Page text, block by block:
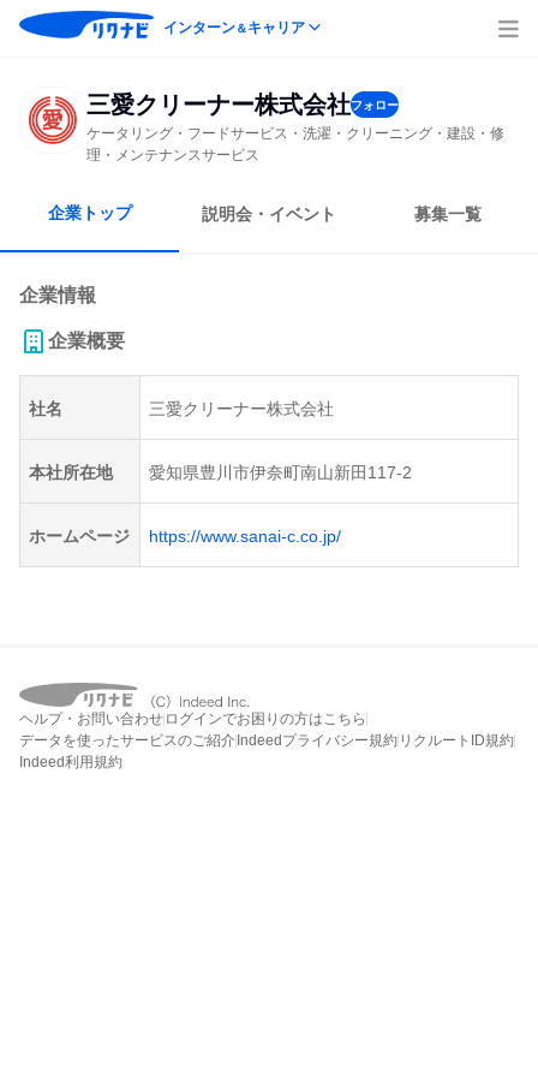
インターン＆キャリア
三愛クリーナー株式会社フォロー
ケータリング・フードサービス・洗濯・クリーニング・建設・修
理・メンテナンスサービス
企業トップ 説明会・イベント 募集一覧
企業情報
企業概要
社名 三愛クリーナー株式会社
本社所在地 愛知県豊川市伊奈町南山新田117-2
ホームページ https://www.sanai-c.co.jp/
ヘルプ・お問い合わせ ログインでお困りの方はこちら
データを使ったサービスのご紹介 Indeedプライバシー規約 リクルートID規約
Indeed利用規約